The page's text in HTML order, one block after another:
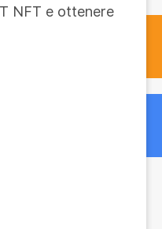
NFT e ottenere